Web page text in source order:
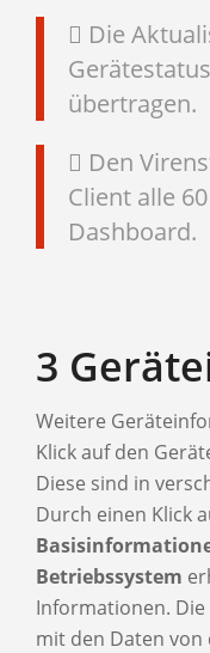
Die
übertragen.
Den
Client alle
Dashboard.
3
Weitere
Klick auf den
Diese sind in
Durch einen Klick
Betriebssystem
Informationen.
mit den Daten